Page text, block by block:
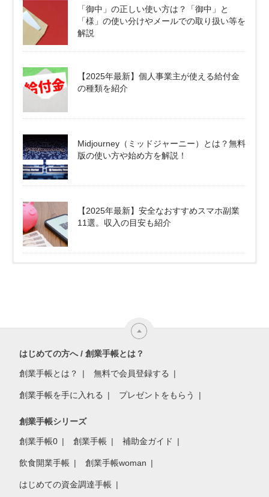
「御中」の正しい使い方は？「御中」と
「様」の使い分けやメールでの取り扱い等を
解説
【2025年最新】個人事業主が使える給付金
の種類を紹介
Midjourney（ミッドジャーニー）とは？無料
版の使い方や始め方を解説！
【2025年最新】安全なおすすめスマホ副業
11選。収入の目安も紹介
はじめての方へ / 創業手帳とは？
創業手帳とは？ 無料で会員登録する
創業手帳を手に入れる プレゼントをもらう
創業手帳シリーズ
創業手帳0 創業手帳 補助金ガイド
飲食開業手帳 創業手帳woman
はじめての資金調達手帳